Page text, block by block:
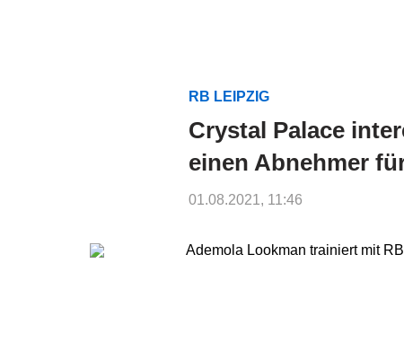
RB LEIPZIG
Crystal Palace
einen Abnehmer
01.08.2021, 11:46